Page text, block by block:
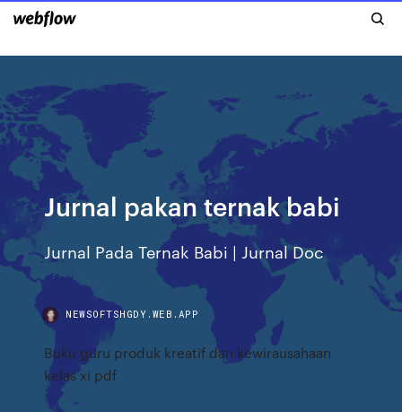
Jurnal pakan ternak babi
Jurnal Pada Ternak Babi | Jurnal Doc
NEWSOFTSHGDY.WEB.APP
Buku guru produk kreatif dan kewirausahaan
kelas xi pdf